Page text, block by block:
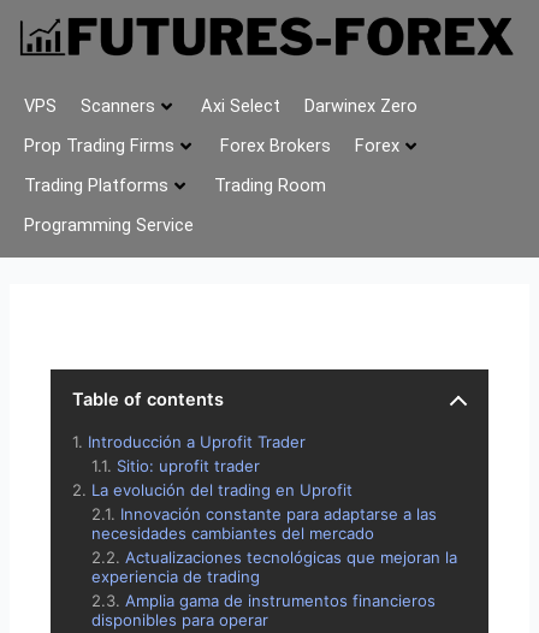
VPS Scanners Axi Select
Darwinex Zero
Prop Trading Firms
Forex Brokers
Forex
Trading Platforms
Trading Room
Programming Service
Table of contents
Introducción a Uprofit Trader
Sitio: uprofit trader
La evolución del trading en Uprofit
Innovación constante para adaptarse a las
necesidades cambiantes del mercado
Actualizaciones tecnológicas que mejoran la
experiencia de trading
Amplia gama de instrumentos financieros
disponibles para operar